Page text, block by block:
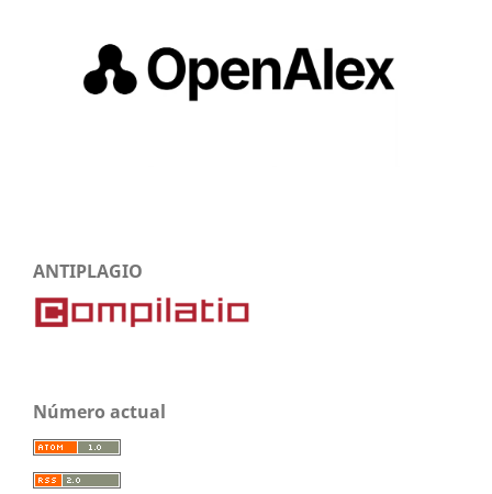
ANTIPLAGIO
Número actual